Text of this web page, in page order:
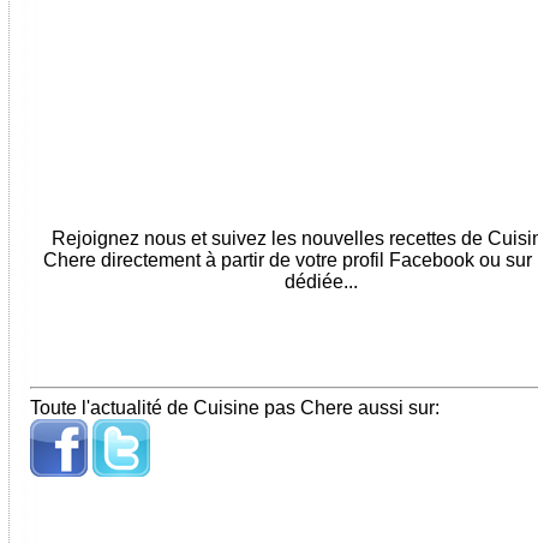
Rejoignez nous et suivez les nouvelles recettes de
Chere directement à partir de votre profil Facebook ou sur
dédiée...
Toute l'actualité de Cuisine pas Chere aussi sur: